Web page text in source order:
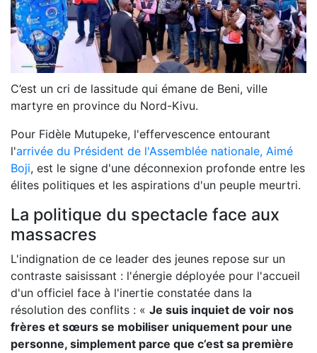
C’est un cri de lassitude qui émane de Beni, ville
martyre en province du Nord-Kivu.
Pour Fidèle Mutupeke, l'effervescence entourant
l'arrivée du Président de l'Assemblée nationale, Aimé
Boji, est le signe d'une déconnexion profonde entre les
élites politiques et les aspirations d'un peuple meurtri.
La politique du spectacle face aux
massacres
L'indignation de ce leader des jeunes repose sur un
contraste saisissant : l'énergie déployée pour l'accueil
d'un officiel face à l'inertie constatée dans la
résolution des conflits : « Je suis inquiet de voir nos
frères et sœurs se mobiliser uniquement pour une
personne, simplement parce que c’est sa première